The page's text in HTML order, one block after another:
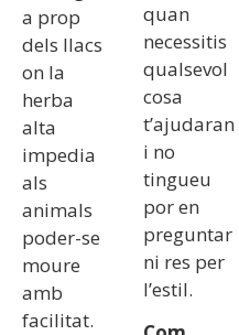
a prop
dels llacs
on la
herba
alta
impedia
als
animals
poder-se
moure
amb
facilitat.
quan
necessitis
qualsevol
cosa
t’ajudaran
i no
tingueu
por en
preguntar
ni res per
l’estil.